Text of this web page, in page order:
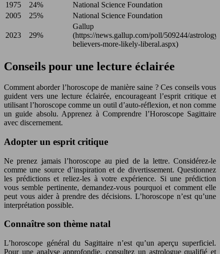
1975 24%
National Science Foundation
2005
25% National Science Foundation
2023 29%
Gallup
(https://news.gallup.com/poll/509244/astrology-
believers-more-likely-liberal.aspx)
Conseils pour une lecture éclairée
Comment aborder l’horoscope de manière saine ? Ces conseils vous
guident vers une lecture éclairée, encourageant l’esprit critique et
utilisant l’horoscope comme un outil d’auto-réflexion, et non comme
un guide absolu. Apprenez à Comprendre l’Horoscope Sagittaire
avec discernement.
Adopter un esprit critique
Ne prenez jamais l’horoscope au pied de la lettre. Considérez-le
comme une source d’inspiration et de divertissement. Questionnez
les prédictions et reliez-les à votre expérience. Si une prédiction
vous semble pertinente, demandez-vous pourquoi et comment elle
peut vous aider à prendre des décisions. L’horoscope n’est qu’une
interprétation possible.
Connaître son thème natal
L’horoscope général du Sagittaire n’est qu’un aperçu superficiel.
Pour une analyse approfondie, consultez un astrologue qualifié et